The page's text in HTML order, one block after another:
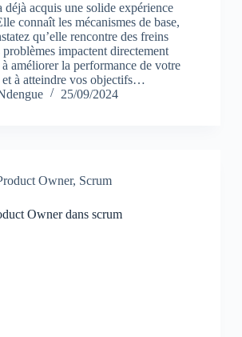
déjà acquis une solide expérience
connaît les mécanismes de base,
qu’elle rencontre des freins
impactent directement
améliorer la performance de votre
et à atteindre vos objectifs…
25/09/2024
Owner, Scrum
Owner dans scrum